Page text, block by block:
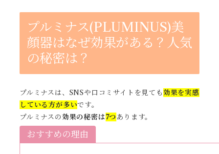
プルミナス(PLUMINUS)美
顔器はなぜ効果がある？人気
の秘密は？
プルミナスは、SNSや口コミサイトを見ても効果を実感
している方が多いです。
プルミナスの効果の秘密は7つ あります。
おすすめの理由